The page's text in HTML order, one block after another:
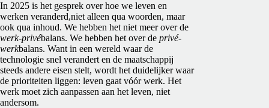
In 2025 is het gesprek over hoe we leven en
werken veranderd,niet alleen qua woorden, maar
ook qua inhoud. We hebben het niet meer over de
werk-privébalans. We hebben het over de privé-
werkbalans. Want in een wereld waar de
technologie snel verandert en de maatschappij
steeds andere eisen stelt, wordt het duidelijker waar
de prioriteiten liggen: leven gaat vóór werk. Het
werk moet zich aanpassen aan het leven, niet
andersom.